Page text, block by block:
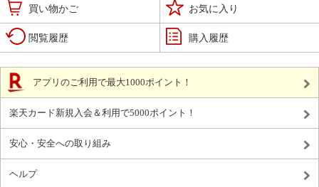
買い物かご お気に入り
閲覧履歴 購入履歴
アプリのご利用で最大1000ポイント！
楽天カード新規入会＆利用で5000ポイント！
安心・安全への取り組み
ヘルプ